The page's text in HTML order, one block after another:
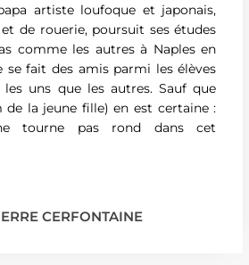
artiste loufoque et japonais,
de rouerie, poursuit ses études
comme les autres à Naples en
se fait des amis parmi les élèves
uns que les autres. Sauf que
la jeune fille) en est certaine :
tourne pas rond dans cet
CERFONTAINE